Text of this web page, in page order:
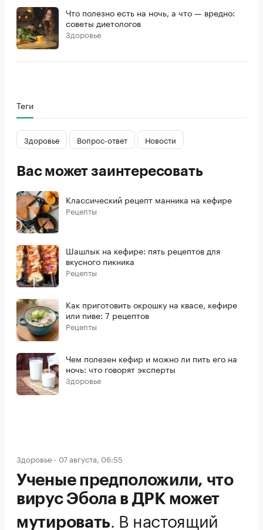
Что полезно есть на ночь, а что — вредно:
советы диетологов
Здоровье
Теги
Здоровье Вопрос-ответ Новости
Вас может заинтересовать
Классический рецепт манника на кефире
Рецепты
Шашлык на кефире: пять рецептов для
вкусного пикника
Рецепты
Как приготовить окрошку на квасе, кефире
или пиве: 7 рецептов
Рецепты
Чем полезен кефир и можно ли пить его на
ночь: что говорят эксперты
Здоровье
Здоровье 07 августа, 06:55
Ученые предположили, что
вирус Эбола в ДРК может
мутировать. В настоящий